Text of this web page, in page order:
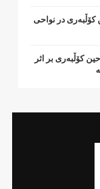
در نواحی
کۆڵبەری بر اثر